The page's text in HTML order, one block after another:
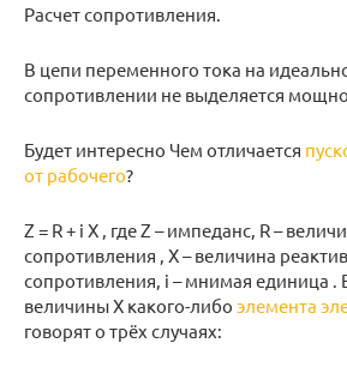
Расчет сопротивления.
В цепи переменного тока на
сопротивлении не выделяется
Будет интересно Чем отличается
от рабочего?
Z = R + i X , где Z – импеданс, R –
сопротивления , X – величина
сопротивления, i – мнимая единица .
величины X какого-либо элемента
говорят о трёх случаях: